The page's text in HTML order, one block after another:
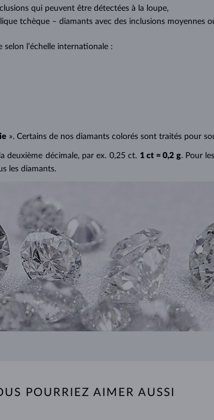
qui peuvent être détectées à la loupe,
tchèque – diamants avec des inclusions moyennes
l’échelle internationale :
». Certains de nos diamants colorés sont traités pour
deuxième décimale, par ex. 0,25 ct. 1 ct = 0,2 g. Pour
les diamants.
POURRIEZ AIMER AUSSI